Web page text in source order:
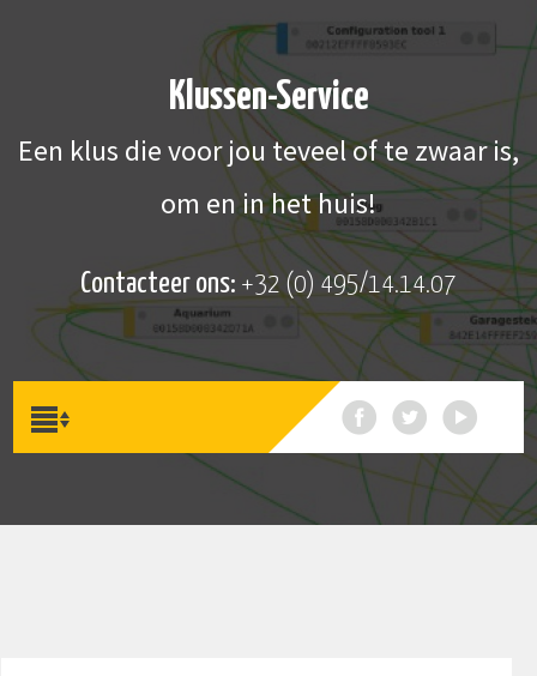
Klussen-Service
Een klus die voor jou teveel of te zwaar is,
om en in het huis!
Contacteer ons: +32 (0) 495/14.14.07